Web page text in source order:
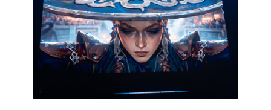
PERCEPTIS
—
AI-
ПЛАТФОРМУ
ДЛЯ
ИНДУСТРИИ